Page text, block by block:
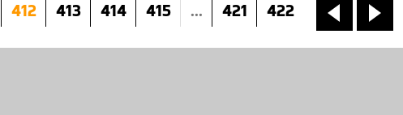
«
412 413 414 415 ... 421 422 »